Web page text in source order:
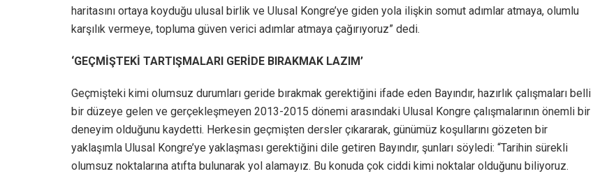
haritasını ortaya koyduğu ulusal birlik ve Ulusal Kongre’ye giden yola ilişkin somut adımlar atmaya, olumlu
karşılık vermeye, topluma güven verici adımlar atmaya çağırıyoruz” dedi.
‘GEÇMİŞTEKİ TARTIŞMALARI GERİDE BIRAKMAK LAZIM’
Geçmişteki kimi olumsuz durumları geride bırakmak gerektiğini ifade eden Bayındır, hazırlık çalışmaları belli
bir düzeye gelen ve gerçekleşmeyen 2013-2015 dönemi arasındaki Ulusal Kongre çalışmalarının önemli bir
deneyim olduğunu kaydetti. Herkesin geçmişten dersler çıkararak, günümüz koşullarını gözeten bir
yaklaşımla Ulusal Kongre’ye yaklaşması gerektiğini dile getiren Bayındır, şunları söyledi: “Tarihin sürekli
olumsuz noktalarına atıfta bulunarak yol alamayız. Bu konuda çok ciddi kimi noktalar olduğunu biliyoruz.